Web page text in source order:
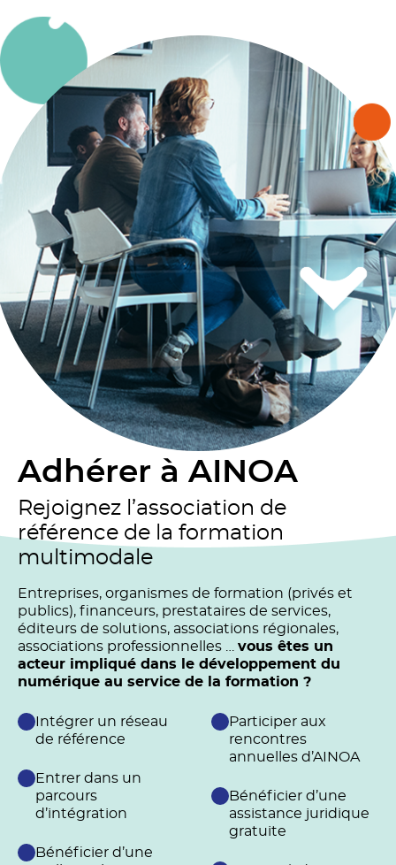
Adhérer à AINOA
Rejoignez l’association de
référence de la formation
multimodale
Entreprises, organismes de formation (privés et
publics), financeurs, prestataires de services,
éditeurs de solutions, associations régionales,
associations professionnelles … vous êtes un
acteur impliqué dans le développement du
numérique au service de la formation ?
Intégrer un réseau
de référence
Entrer dans un
parcours
d’intégration
Bénéficier d’une
Participer aux
rencontres
annuelles d’AINOA
Bénéficier d’une
assistance juridique
gratuite